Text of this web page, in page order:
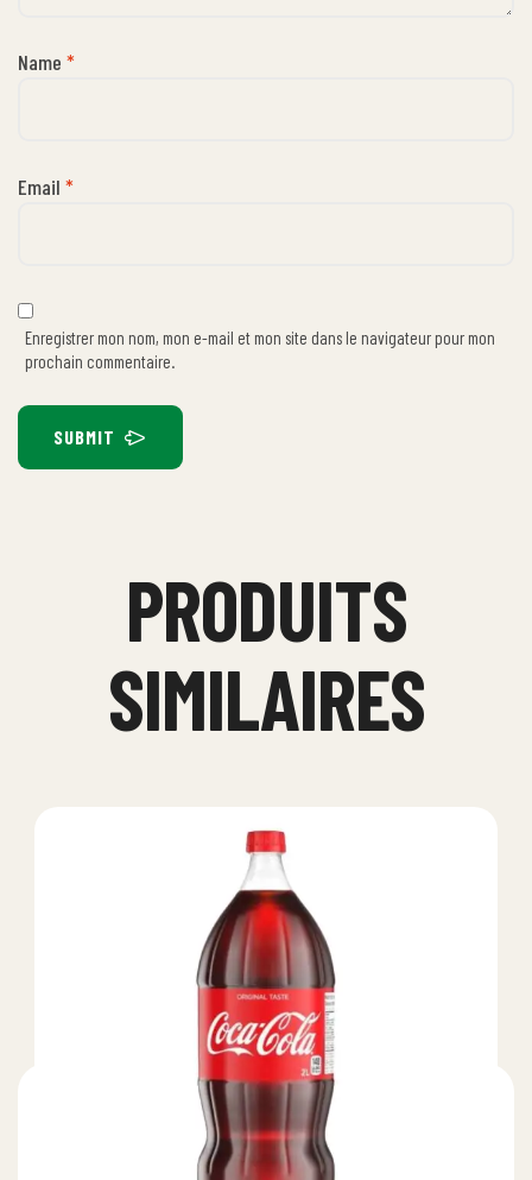
Name *
Email *
Enregistrer mon nom, mon e-mail et mon site dans le navigateur pour mon
prochain commentaire.
SUBMIT
PRODUITS
SIMILAIRES